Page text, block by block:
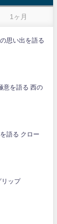
1ヶ月
思い出を語る
意を語る 西の
語る クロー
リップ